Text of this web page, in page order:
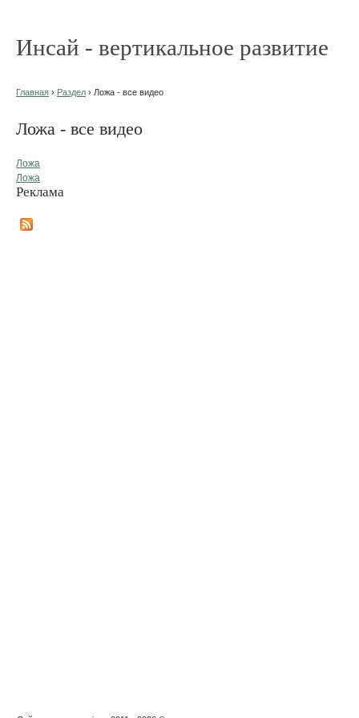
Инсай - вертикальное развитие
Главная › Раздел › Ложа - все видео
Ложа - все видео
Ложа
Ложа
Реклама